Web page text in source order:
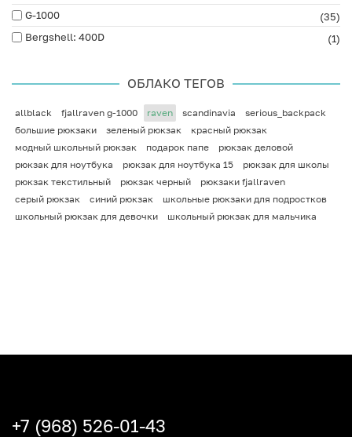
G-1000
(35)
Bergshell: 400D
(1)
ОБЛАКО ТЕГОВ
allblack fjallraven g-1000 raven scandinavia
serious_backpack
большие рюкзаки
зеленый рюкзак
красный рюкзак
модный школьный рюкзак
подарок папе
рюкзак деловой
рюкзак для ноутбука
рюкзак для ноутбука 15
рюкзак для школы
рюкзак текстильный
рюкзак черный
рюкзаки fjallraven
серый рюкзак
синий рюкзак
школьные рюкзаки для подростков
школьный рюкзак для девочки
школьный рюкзак для мальчика
+7 (968) 526-01-43